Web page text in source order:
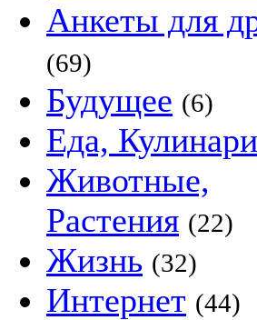
Анкеты для
(69)
Будущее (6)
Еда,
Животные,
Растения (22)
Жизнь (32)
Интернет (44)